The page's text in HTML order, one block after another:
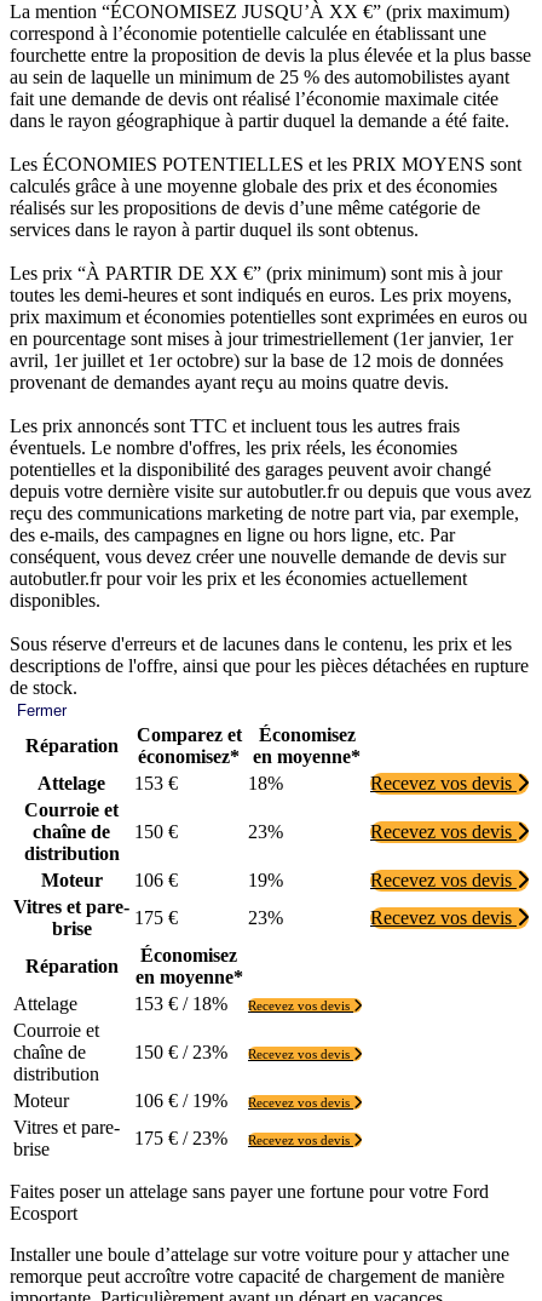
La mention “ÉCONOMISEZ JUSQU’À XX €” (prix maximum)
correspond à l’économie potentielle calculée en établissant une
fourchette entre la proposition de devis la plus élevée et la plus basse
au sein de laquelle un minimum de 25 % des automobilistes ayant
fait une demande de devis ont réalisé l’économie maximale citée
dans le rayon géographique à partir duquel la demande a été faite.
Les ÉCONOMIES POTENTIELLES et les PRIX MOYENS sont
calculés grâce à une moyenne globale des prix et des économies
réalisés sur les propositions de devis d’une même catégorie de
services dans le rayon à partir duquel ils sont obtenus.
Les prix “À PARTIR DE XX €” (prix minimum) sont mis à jour
toutes les demi-heures et sont indiqués en euros. Les prix moyens,
prix maximum et économies potentielles sont exprimées en euros ou
en pourcentage sont mises à jour trimestriellement (1er janvier, 1er
avril, 1er juillet et 1er octobre) sur la base de 12 mois de données
provenant de demandes ayant reçu au moins quatre devis.
Les prix annoncés sont TTC et incluent tous les autres frais
éventuels. Le nombre d'offres, les prix réels, les économies
potentielles et la disponibilité des garages peuvent avoir changé
depuis votre dernière visite sur autobutler.fr ou depuis que vous avez
reçu des communications marketing de notre part via, par exemple,
des e-mails, des campagnes en ligne ou hors ligne, etc. Par
conséquent, vous devez créer une nouvelle demande de devis sur
autobutler.fr pour voir les prix et les économies actuellement
disponibles.
Sous réserve d'erreurs et de lacunes dans le contenu, les prix et les
descriptions de l'offre, ainsi que pour les pièces détachées en rupture
de stock.
Fermer
Réparation
Comparez et
économisez*
Économisez
en moyenne*
Attelage
153 € 18%
Recevez vos devis
Courroie et
chaîne de
distribution
150 € 23% Recevez vos devis
Moteur 106 € 19%
Recevez vos devis
Vitres et pare-
brise
175 € 23% Recevez vos devis
Réparation
Économisez
en moyenne*
Attelage
153 € / 18% Recevez vos devis
Courroie et
chaîne de
distribution
150 € / 23% Recevez vos devis
Moteur 106 € / 19% Recevez vos devis
Vitres et pare-
brise
175 € / 23% Recevez vos devis
Faites poser un attelage sans payer une fortune pour votre Ford
Ecosport
Installer une boule d’attelage sur votre voiture pour y attacher une
remorque peut accroître votre capacité de chargement de manière